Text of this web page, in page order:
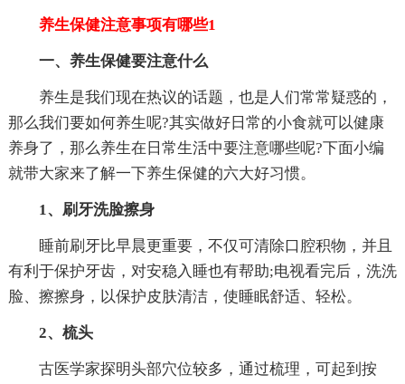
养生保健注意事项有哪些1
一、养生保健要注意什么
养生是我们现在热议的话题，也是人们常常疑惑的，
那么我们要如何养生呢?其实做好日常的小食就可以健康
养身了，那么养生在日常生活中要注意哪些呢?下面小编
就带大家来了解一下养生保健的六大好习惯。
1、刷牙洗脸擦身
睡前刷牙比早晨更重要，不仅可清除口腔积物，并且
有利于保护牙齿，对安稳入睡也有帮助;电视看完后，洗洗
脸、擦擦身，以保护皮肤清洁，使睡眠舒适、轻松。
2、梳头
古医学家探明头部穴位较多，通过梳理，可起到按